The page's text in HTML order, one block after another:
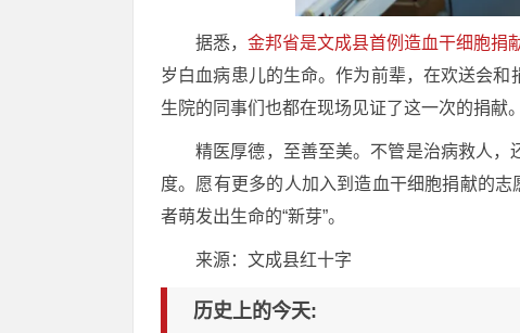
据悉， 金邦省是文成县首例造血干细胞捐
岁白血病患儿的生命。作为前辈，在欢送会
生院的同事们也都在现场见证了这一次的捐献。
精医厚德，至善至美。不管是治病救人
度。愿有更多的人加入到造血干细胞捐献的
者萌发出生命的“新芽”。
来源：文成县红十字
历史上的今天: